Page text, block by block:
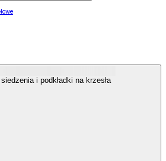
i podkładki na krzesła